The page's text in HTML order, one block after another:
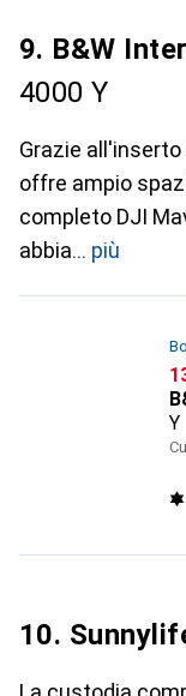
9. B&W
4000 Y
Grazie
offre ampio
completo DJI
abbia
più
Y
10.